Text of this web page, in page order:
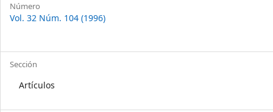
Número
Vol. 32 Núm. 104 (1996)
Sección
Artículos